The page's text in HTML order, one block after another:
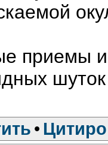
приемы
•